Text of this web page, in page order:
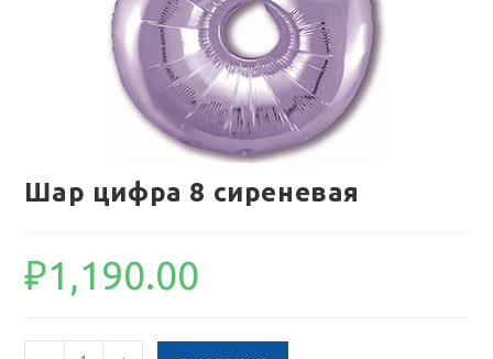
Шар цифра 8 сиреневая
₽1,190.00
Количество